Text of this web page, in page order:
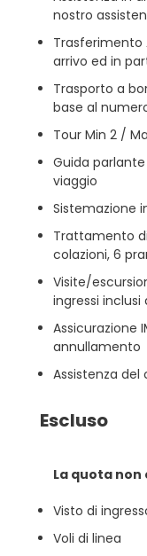
nostro
Trasferimento
arrivo ed in
Trasporto a
base al
Tour Min 2 /
Guida
viaggio
Sistemazione
Trattamento
colazioni, 6
Visite/
ingressi
Assicurazione
annullamento
Assistenza
Escluso
La quota
Visto di
Voli di linea